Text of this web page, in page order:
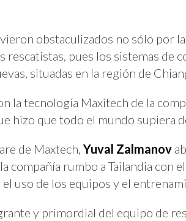
obstaculizados no sólo por
rescatistas, pues los sistemas de
situadas en la región de
la tecnología Maxitech de la
hizo que todo el mundo supiera
de Maxtech, Yuval Zalmanov
compañía rumbo a Tailandia con
uso de los equipos y el
y primordial del equipo de